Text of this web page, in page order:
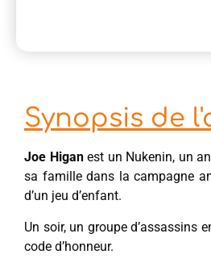
Synopsis de
Joe Higanest un Nukenin, un
sa famille dans la campagne
d’un jeu d’enfant.
Un soir, un groupe d’assassins
code d’honneur.